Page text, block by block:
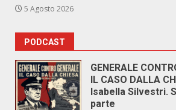
5 Agosto 2026
PODCAST
GENERALE
IL CASO DALLA
Isabella Silvestri.
parte